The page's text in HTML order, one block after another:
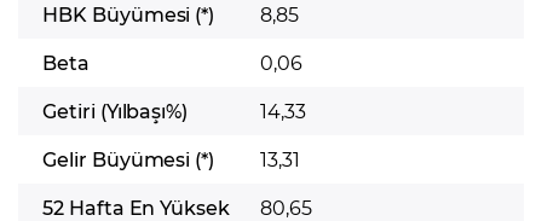
HBK Büyümesi (*)
8,85
Beta
0,06
Getiri (Yılbaşı%)
14,33
Gelir Büyümesi (*)
13,31
52 Hafta En Yüksek
80,65